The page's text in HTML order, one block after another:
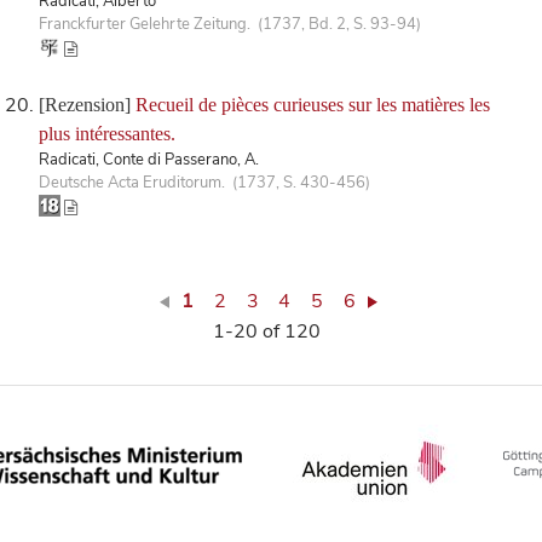
Franckfurter Gelehrte Zeitung. (1737, Bd. 2, S. 93-94)
[Rezension] Recueil de pièces curieuses sur les matières les
plus intéressantes.
Radicati, Conte di Passerano, A.
Deutsche Acta Eruditorum. (1737, S. 430-456)
1 2 3 4 5
6
1-20 of 120